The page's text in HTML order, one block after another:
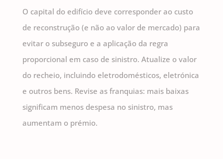
O capital do edifício deve corresponder ao custo
de reconstrução (e não ao valor de mercado) para
evitar o subseguro e a aplicação da regra
proporcional em caso de sinistro. Atualize o valor
do recheio, incluindo eletrodomésticos, eletrónica
e outros bens. Revise as franquias: mais baixas
significam menos despesa no sinistro, mas
aumentam o prémio.